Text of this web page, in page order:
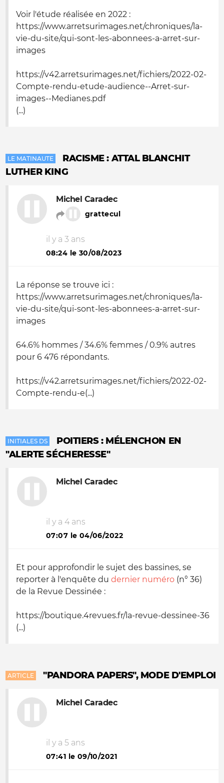
Voir l'étude réalisée en 2022 :
https://www.arretsurimages.net/chroniques/la-
vie-du-site/qui-sont-les-abonnees-a-arret-sur-
images
https://v42.arretsurimages.net/fichiers/2022-02-
Compte-rendu-etude-audience--Arret-sur-
images--Medianes.pdf
(...)
LE MATINAUTE
RACISME : ATTAL BLANCHIT
LUTHER KING
Michel Caradec
grattecul
il y a 3 ans
08:24 le 30/08/2023
La réponse se trouve ici :
https://www.arretsurimages.net/chroniques/la-
vie-du-site/qui-sont-les-abonnees-a-arret-sur-
images
64.6% hommes / 34.6% femmes / 0.9% autres
pour 6 476 répondants.
https://v42.arretsurimages.net/fichiers/2022-02-
Compte-rendu-e(...)
INITIALES DS
POITIERS : MÉLENCHON EN
"ALERTE SÉCHERESSE"
Michel Caradec
il y a 4 ans
07:07 le 04/06/2022
Et pour approfondir le sujet des bassines, se
reporter à l'enquête du dernier numéro (n° 36)
de la Revue Dessinée :
https://boutique.4revues.fr/la-revue-dessinee-36
(...)
ARTICLE "PANDORA PAPERS", MODE D'EMPLOI
Michel Caradec
il y a 5 ans
07:41 le 09/10/2021